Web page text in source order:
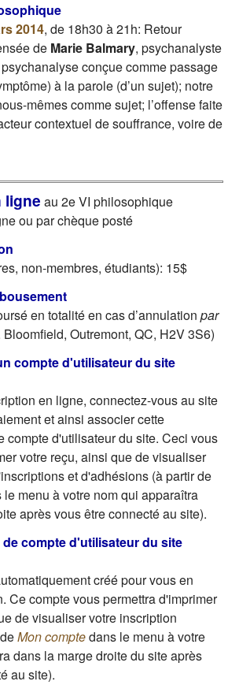
2014, de 18h30 à 21h: Retour
de Marie Balmary, psychanalyste
conçue comme passage
à la parole (d’un sujet); notre
mêmes comme sujet; l’offense faite
contextuel de souffrance, voire de
ligne au 2e VI philosophique
ou par chèque posté
non-membres, étudiants): 15$
en totalité en cas d’annulation par
Outremont, QC, H2V 3S6)
compte d'utilisateur du site
en ligne, connectez-vous au site
et ainsi associer cette
compte d'utilisateur du site. Ceci vous
votre reçu, ainsi que de visualiser
et d'adhésions (à partir de
le menu à votre nom qui apparaîtra
après vous être connecté au site).
compte d'utilisateur du site
créé pour vous en
Ce compte vous permettra d'imprimer
de visualiser votre inscription
Mon comptedans le menu à votre
dans la marge droite du site après
au site).